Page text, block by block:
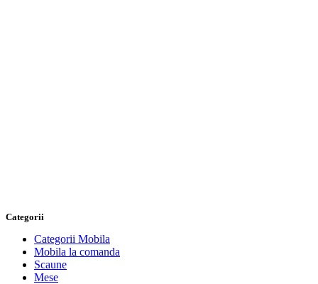
Categorii
Categorii Mobila
Mobila la comanda
Scaune
Mese